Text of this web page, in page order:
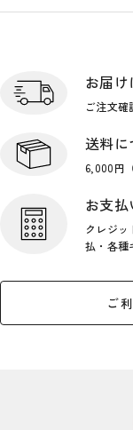
お届け
ご注文確
送料に
6,000円
お支払
クレジ
払・各種
ご